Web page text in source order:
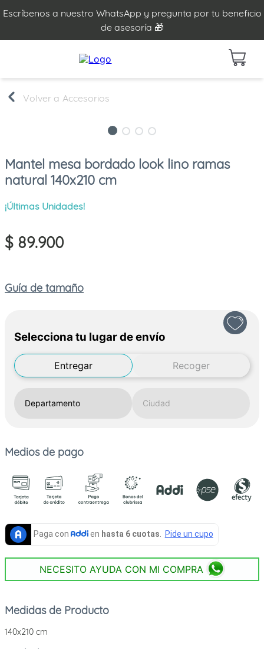
Escríbenos a nuestro WhatsApp y pregunta por tu beneficio
de asesoría 🎁
Accesorios
Mantel mesa bordado look lino ramas
natural 140x210 cm
¡Últimas Unidades!
$ 89.900
Guía de tamaño
Selecciona tu lugar de envío
Entregar Recoger
Medios de pago
NECESITO AYUDA CON MI COMPRA
Medidas de Producto
140x210 cm